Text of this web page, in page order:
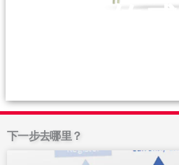
传感
下一步去哪里？